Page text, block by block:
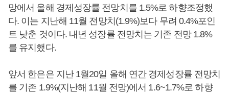
망에서 올해 경제성장률 전망치를 1.5%로 하향조정했
다. 이는 지난해 11월 전망치(1.9%)보다 무려 0.4%포인
트 낮춘 것이다. 내년 성장률 전망치는 기존 전망 1.8%
를 유지했다.
앞서 한은은 지난 1월20일 올해 연간 경제성장률 전망치
를 기존 1.9%(지난해 11월 전망)에서 1.6~1.7%로 하향